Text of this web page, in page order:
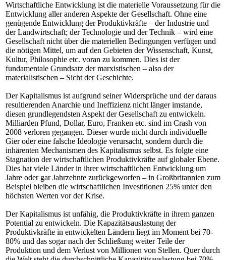
Wirtschaftliche Entwicklung ist die materielle Voraussetzung für die
Entwicklung aller anderen Aspekte der Gesellschaft. Ohne eine
genügende Entwicklung der Produktivkräfte – der Industrie und
der Landwirtschaft; der Technologie und der Technik – wird eine
Gesellschaft nicht über die materiellen Bedingungen verfügen und
die nötigen Mittel, um auf den Gebieten der Wissenschaft, Kunst,
Kultur, Philosophie etc. voran zu kommen. Dies ist der
fundamentale Grundsatz der marxistischen – also der
materialistischen – Sicht der Geschichte.
Der Kapitalismus ist aufgrund seiner Widersprüche und der daraus
resultierenden Anarchie und Ineffizienz nicht länger imstande,
diesen grundlegendsten Aspekt der Gesellschaft zu entwickeln.
Milliarden Pfund, Dollar, Euro, Franken etc. sind im Crash von
2008 verloren gegangen. Dieser wurde nicht durch individuelle
Gier oder eine falsche Ideologie verursacht, sondern durch die
inhärenten Mechanismen des Kapitalismus selbst. Es folgte eine
Stagnation der wirtschaftlichen Produktivkräfte auf globaler Ebene.
Dies hat viele Länder in ihrer wirtschaftlichen Entwicklung um
Jahre oder gar Jahrzehnte zurückgeworfen – in Großbritannien zum
Beispiel bleiben die wirtschaftlichen Investitionen 25% unter den
höchsten Werten vor der Krise.
Der Kapitalismus ist unfähig, die Produktivkräfte in ihrem ganzen
Potential zu entwickeln. Die Kapazitätsauslastung der
Produktivkräfte in entwickelten Ländern liegt im Moment bei 70-
80% und das sogar nach der Schließung weiter Teile der
Produktion und dem Verlust von Millionen von Stellen. Quer durch